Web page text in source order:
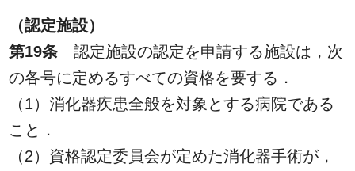
（認定施設）
第19条 認定施設の認定を申請する施設は，次
の各号に定めるすべての資格を要する．
（1）消化器疾患全般を対象とする病院である
こと．
（2）資格認定委員会が定めた消化器手術が，